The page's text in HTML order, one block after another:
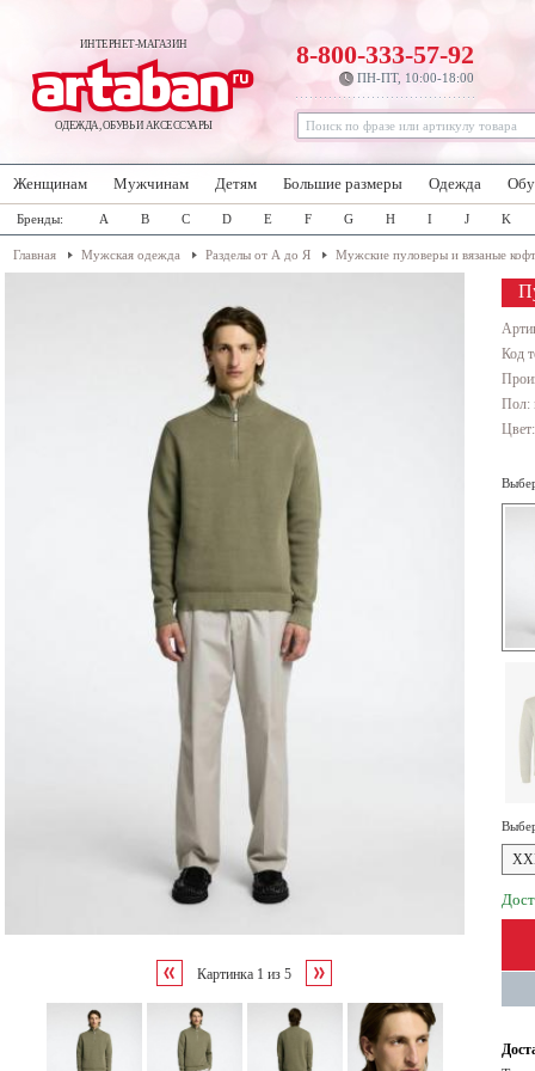
ИНТЕРНЕТ-МАГАЗИН
ОДЕЖДА, ОБУВЬ И АКСЕССУАРЫ
8-800-333-57-92
ПН-ПТ, 10:00-18:00
Женщинам Мужчинам Детям Большие размеры Одежда
Бренды: A B C D E F G H I J K
Главная Мужская одежда Разделы от А до Я Мужские пуловеры и вязаные
Картинка 1 из 5
Код
Пол: